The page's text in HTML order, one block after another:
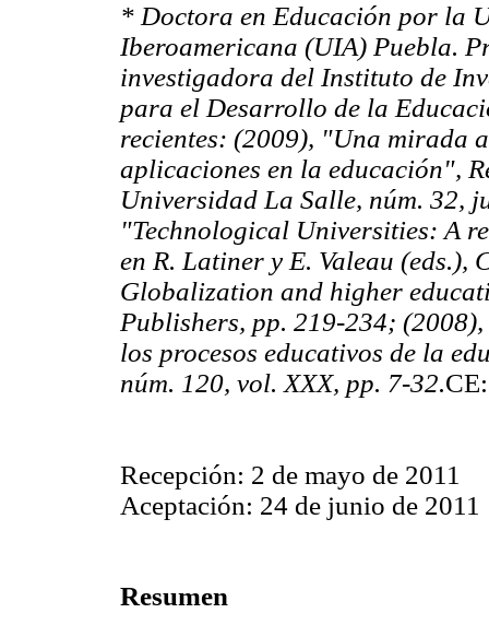
* Doctora en Educación por la
Iberoamericana (UIA) Puebla.
investigadora del Instituto de
para el Desarrollo de la
recientes: (2009), "Una mirada
aplicaciones en la educación",
Universidad La Salle, núm. 32,
"Technological Universities: A
en R. Latiner y E. Valeau (eds.),
Globalization and higher
Publishers, pp. 219-234;
los procesos educativos de la
núm. 120, vol. XXX, pp. 7-32.
Recepción: 2 de mayo de 2011
Aceptación: 24 de junio de 2011
Resumen